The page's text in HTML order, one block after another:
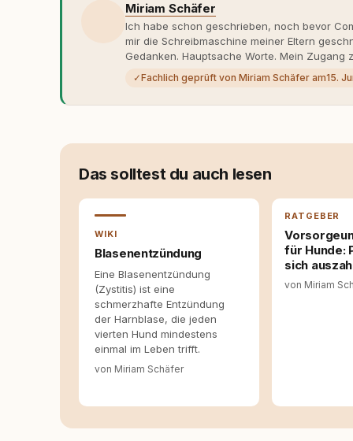
Miriam Schäfer
Ich habe schon geschrieben, noch bevor
mir die Schreibmaschine meiner Eltern
Gedanken. Hauptsache Worte. Mein
dank Roger - erlebt habe, wie
betreue die Social-Media-Kanäle. Mein Blick
dass sie verständlich, fundiert und für
Bereitschaft zum Hinterfragen
✓Fachlich geprüft von Miriam Schäfer am15.
Das solltest du auch lesen
WIKI
Blasenentzündung
Eine Blasenentzündung
(Zystitis) ist eine
schmerzhafte Entzündung
der Harnblase, die jeden
vierten Hund mindestens
einmal im Leben trifft.
von Miriam Schäfer
RATGEBER
für Hunde:
sich
von Miriam